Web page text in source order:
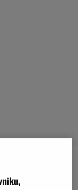
selekcjonera